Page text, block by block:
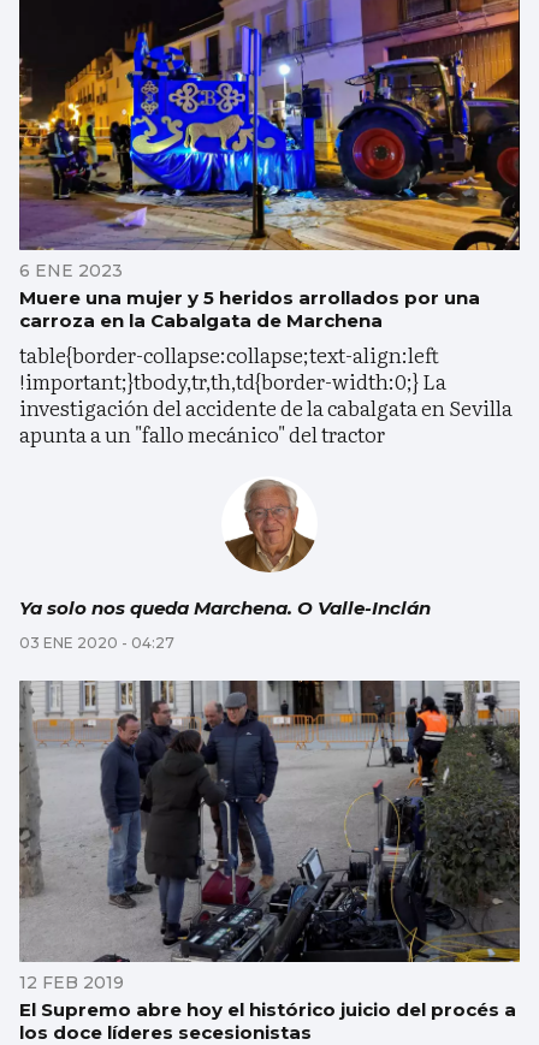
6 ENE 2023
Muere una mujer y 5 heridos arrollados por una
carroza en la Cabalgata de Marchena
table{border-collapse:collapse;text-align:left
!important;}tbody,tr,th,td{border-width:0;} La
investigación del accidente de la cabalgata en Sevilla
apunta a un "fallo mecánico" del tractor
Ya solo nos queda Marchena. O Valle-Inclán
03 ENE 2020 - 04:27
12 FEB 2019
El Supremo abre hoy el histórico juicio del procés a
los doce líderes secesionistas